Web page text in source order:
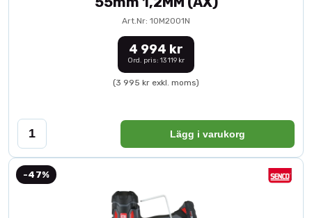
Art.Nr: 10M2001N
4 994 kr
Ord. pris: 13 119 kr
(3 995 kr exkl. moms)
Lägg i varukorg
-47%